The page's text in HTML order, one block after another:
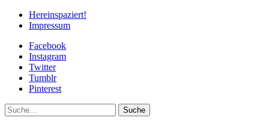
Hereinspaziert!
Impressum
Facebook
Instagram
Twitter
Tumblr
Pinterest
Suche